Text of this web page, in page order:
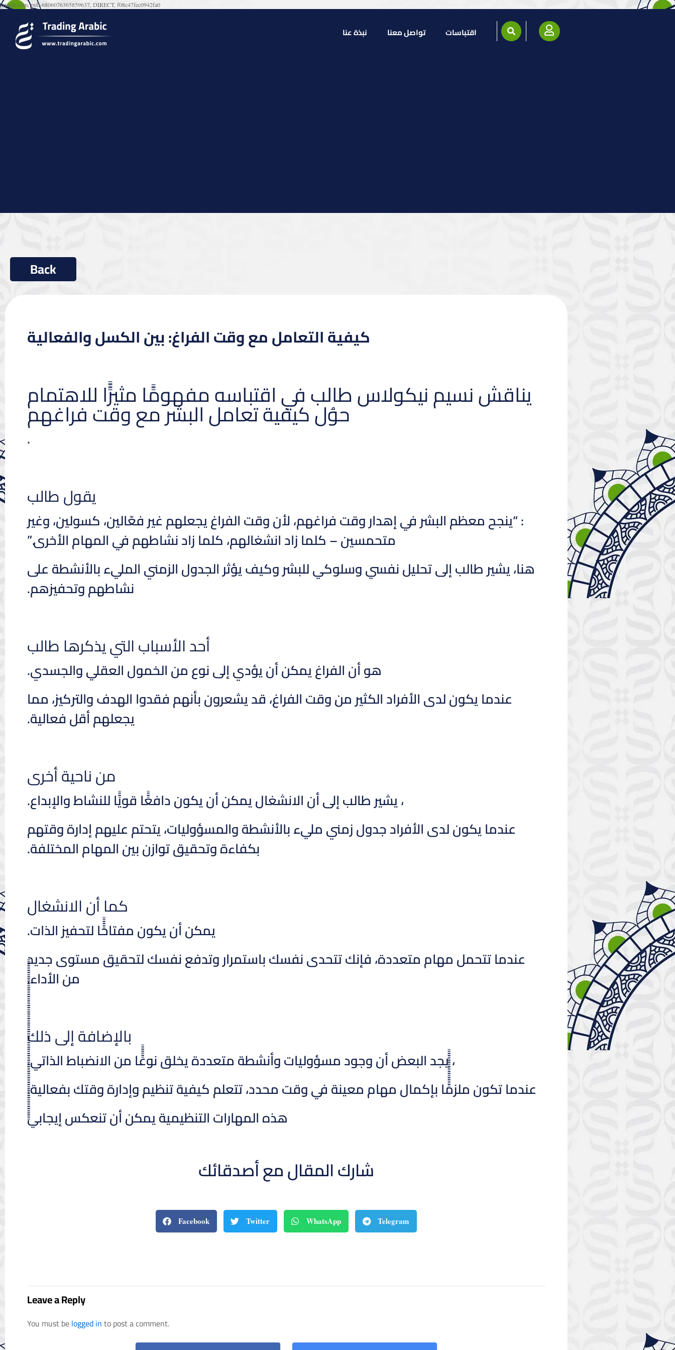
google.com, pub-6806076365859637, DIRECT, f08c47fec0942fa0
نبذة عنا تواصل معنا اقتباسات
كيفية التعامل مع وقت الفراغ: بين الكسل والفعالية
يناقش نسيم نيكولاس طالب في اقتباسه مفهومًًا مثيرًًًا للاهتمام
حوُل كيفية تعامل البشر مع وقت فراغهم
.
يقول طالب
: “ينجح معظم البشر في إهدار وقت فراغهم، لأن وقت الفراغ يجعلهم غير فعّالين، كسولين، وغير
متحمسين – كلما زاد انشغالهم، كلما زاد نشاطهم في المهام الأخرى.”
هنا، يشير طالب إلى تحليل نفسي وسلوكي للبشر وكيف يؤثر الجدول الزمني المليء بالأنشطة على
نشاطهم وتحفيزهم.
أحد الأسباب التي يذكرها طالب
هو أن الفراغ يمكن أن يؤدي إلى نوع من الخمول العقلي والجسدي.
عندما يكون لدى الأفراد الكثير من وقت الفراغ، قد يشعرون بأنهم فقدوا الهدف والتركيز، مما
يجعلهم أقل فعالية.
من ناحية أخرى
، يشير طالب إلى أن الانشغال يمكن أن يكون دافعًًًا قويًًًا للنشاط والإبداع.
عندما يكون لدى الأفراد جدول زمني مليء بالأنشطة والمسؤوليات، يتحتم عليهم إدارة وقتهم
بكفاءة وتحقيق توازن بين المهام المختلفة.
كما أن الانشغال
يمكن أن يكون مفتاحًًًًًا لتحفيز الذات.
عندما تتحمل مهام متعددة، فإنك تتحدى نفسك باستمرار وتدفع نفسك لتحقيق مستوى جديد
من الأداء.
بالإضافة إلى ذلك
، يجد البعض أن وجود مسؤوليات وأنشطة متعددة يخلق نوعًًًًًًا من الانضباط الذاتي.
عندما تكون ملزمًًًًًًًًًًًًًًًًًا بإكمال مهام معينة في وقت محدد، تتعلم كيفية تنظيم وإدارة وقتك بفعالية.
هذه المهارات التنظيمية يمكن أن تنعكس إيجابيًًًًًًًًًًًًًًًًًًًًًًًًًًًًًًًًًًًًًًًًًًًًًًًًًًًًًًًًًًًًًًًًًًًًًًًًً
شارك المقال مع أصدقائك
Facebook Twitter WhatsApp Telegram
Leave a Reply
You must belogged into post a comment.